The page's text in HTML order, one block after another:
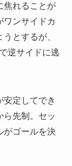
れることが
ワンサイドカ
とするが、
逆サイドに逃
定してでき
ら先制。セッ
がゴールを決